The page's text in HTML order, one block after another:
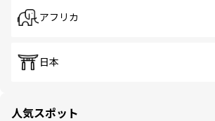
アフリカ
日本
人気スポット